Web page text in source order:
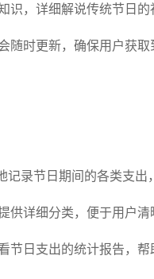
识，详细解说传统节日
随时更新，确保用户获
记录节日期间的各类支
供详细分类，便于用户
节日支出的统计报告，